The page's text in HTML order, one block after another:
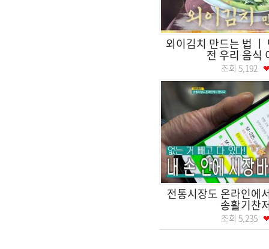
외이김치 만드는 법
전 우리 음식
조회 5,192
전통시장도 온라인에
송활기찬
조회 5,235